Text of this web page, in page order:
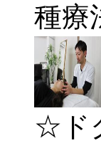
種療
☆ド